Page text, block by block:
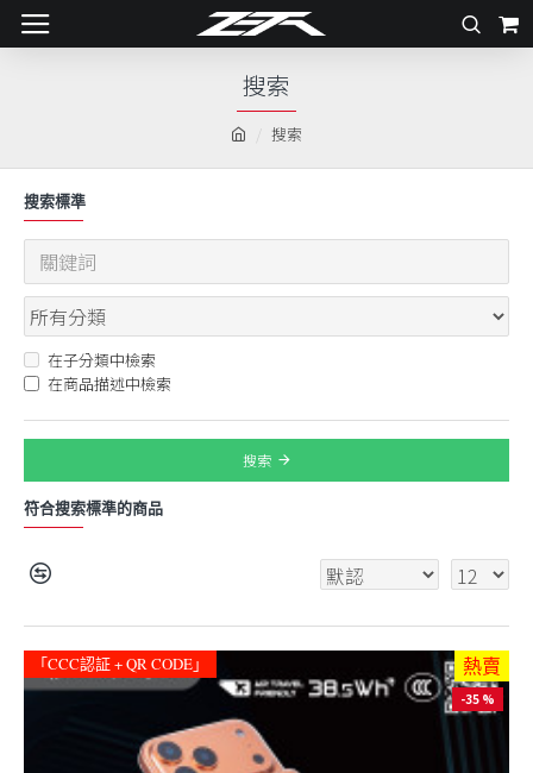
搜索
搜索
搜索標準
在子分類中檢索
在商品描述中檢索
搜索
符合搜索標準的商品
熱賣
「CCC認証 + QR CODE」
-35 %